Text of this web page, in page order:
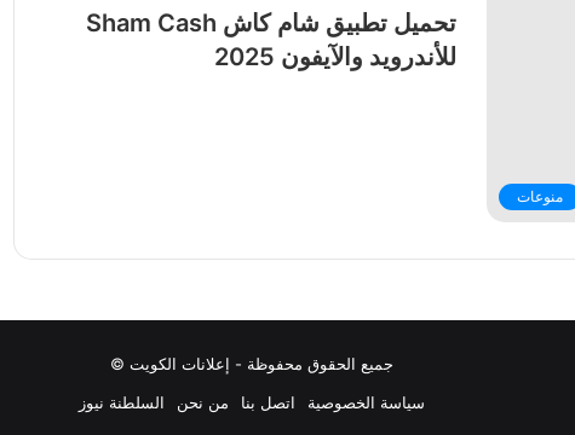
منوعات
تحميل تطبيق شام كاش Sham Cash
للأندرويد والآيفون 2025
جميع الحقوق محفوظة - إعلانات الكويت ©
سياسة الخصوصية
اتصل بنا من نحن السلطنة نيوز